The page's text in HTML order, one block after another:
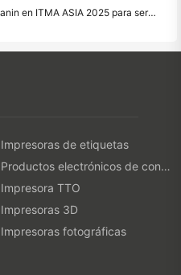
Nos vemos en Singapur: Únete a Hanin en ITMA ASIA 2025 para ser testigo de la última tecnología de impresión digital
Impresoras de etiquetas
Productos electrónicos de consumo
Impresora TTO
Impresoras 3D
Impresoras fotográficas